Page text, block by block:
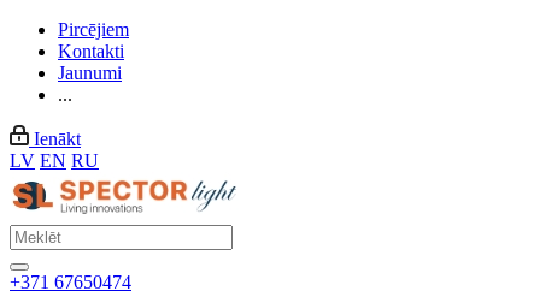
Pircējiem
Kontakti
Jaunumi
...
Ienākt
LV EN RU
+371 67650474